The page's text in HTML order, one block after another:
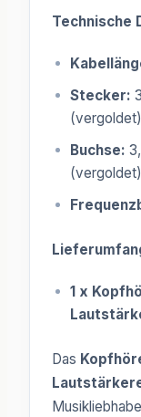
Technische
Stecker:
(vergoldet)
Buchse:
(vergoldet)
1 x
Das